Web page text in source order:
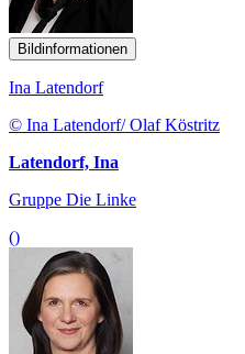
Bildinformationen
Ina Latendorf
© Ina Latendorf/ Olaf Köstritz
Latendorf, Ina
Gruppe Die Linke
()